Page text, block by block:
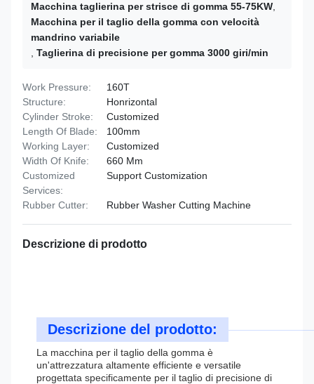
Macchina taglierina per strisce di gomma 55-75KW
Macchina per il taglio della gomma con velocità
mandrino variabile
Taglierina di precisione per gomma 3000 giri/min
Work Pressure:
160T
Structure:
Honrizontal
Cylinder Stroke:
Customized
Length Of Blade:
100mm
Working Layer:
Customized
Width Of Knife:
660 Mm
Customized
Services:
Support Customization
Rubber Cutter: Rubber Washer Cutting Machine
Descrizione di prodotto
Descrizione del prodotto:
La macchina per il taglio della gomma è
un'attrezzatura altamente efficiente e versatile
progettata specificamente per il taglio di precisione di